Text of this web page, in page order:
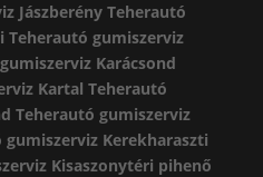
Jászberény Teherautó
Teherautó gumiszerviz
Karácsond
Kartal Teherautó
Teherautó gumiszerviz
gumiszerviz Kerekharaszti
Kisaszonytéri pihenő